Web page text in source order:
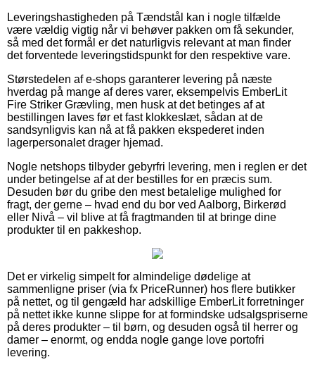
Leveringshastigheden på Tændstål kan i nogle tilfælde
være vældig vigtig når vi behøver pakken om få sekunder,
så med det formål er det naturligvis relevant at man finder
det forventede leveringstidspunkt for den respektive vare.
Størstedelen af e-shops garanterer levering på næste
hverdag på mange af deres varer, eksempelvis EmberLit
Fire Striker Grævling, men husk at det betinges af at
bestillingen laves før et fast klokkeslæt, sådan at de
sandsynligvis kan nå at få pakken ekspederet inden
lagerpersonalet drager hjemad.
Nogle netshops tilbyder gebyrfri levering, men i reglen er det
under betingelse af at der bestilles for en præcis sum.
Desuden bør du gribe den mest betalelige mulighed for
fragt, der gerne – hvad end du bor ved Aalborg, Birkerød
eller Nivå – vil blive at få fragtmanden til at bringe dine
produkter til en pakkeshop.
Det er virkelig simpelt for almindelige dødelige at
sammenligne priser (via fx PriceRunner) hos flere butikker
på nettet, og til gengæld har adskillige EmberLit forretninger
på nettet ikke kunne slippe for at formindske udsalgspriserne
på deres produkter – til børn, og desuden også til herrer og
damer – enormt, og endda nogle gange love portofri
levering.